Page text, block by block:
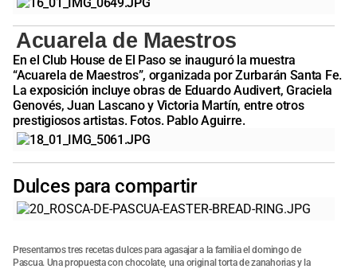
Acuarela de Maestros
En el Club House de El Paso se inauguró la muestra
“Acuarela de Maestros”, organizada por Zurbarán Santa Fe.
La exposición incluye obras de Eduardo Audivert, Graciela
Genovés, Juan Lascano y Victoria Martín, entre otros
prestigiosos artistas. Fotos. Pablo Aguirre.
Dulces para compartir
Presentamos tres recetas dulces para agasajar a la familia el domingo de
Pascua. Una propuesta con chocolate, una original torta de zanahorias y la